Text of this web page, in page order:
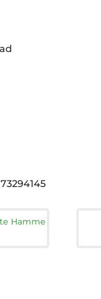
Hamme